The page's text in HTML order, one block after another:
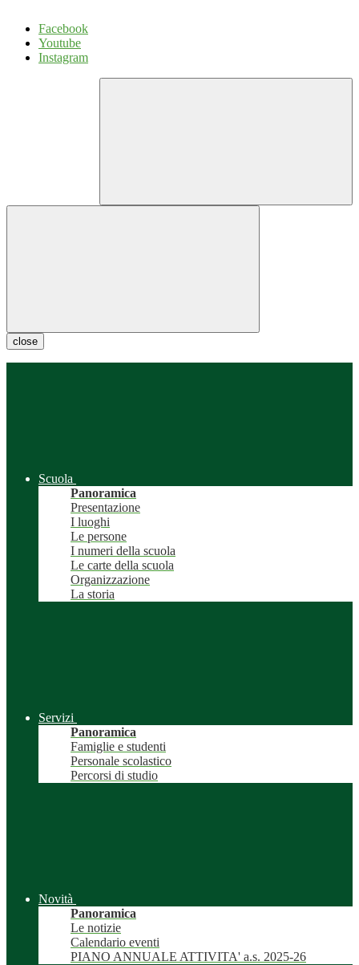
Facebook
Youtube
Instagram
close
Scuola
Panoramica
Presentazione
I luoghi
Le persone
I numeri della scuola
Le carte della scuola
Organizzazione
La storia
Servizi
Panoramica
Famiglie e studenti
Personale scolastico
Percorsi di studio
Novità
Panoramica
Le notizie
Calendario eventi
PIANO ANNUALE ATTIVITA' a.s. 2025-26